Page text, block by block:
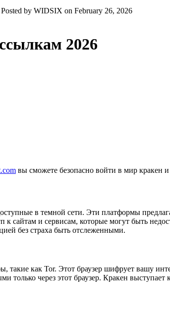
Posted by WIDSIX on February 26, 2026
2026
вы сможете безопасно войти в мир кракен
в темной сети. Эти платформы
сайтам и сервисам, которые могут быть
без страха быть отслеженными.
такие как Tor. Этот браузер шифрует вашу
только через этот браузер. Кракен